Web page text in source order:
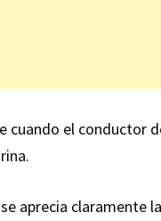
cuando el conductor
aprecia claramente la